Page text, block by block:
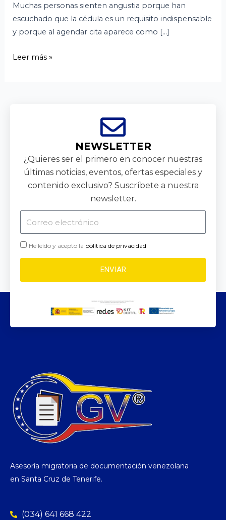
Muchas personas sienten angustia porque han
escuchado que la cédula es un requisito indispensable
y porque al agendar cita aparece como […]
Leer más »
NEWSLETTER
¿Quieres ser el primero en conocer nuestras
últimas noticias, eventos, ofertas especiales y
contenido exclusivo? Suscríbete a nuestra
newsletter.
He leído y acepto la política de privacidad
ENVIAR
Asesoría migratoria de documentación venezolana
en Santa Cruz de Tenerife.
(034) 641 668 422